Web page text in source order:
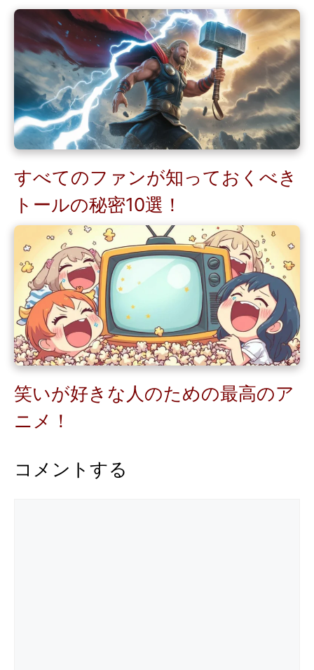
すべてのファンが知っておくべき
トールの秘密10選！
笑いが好きな人のための最高のア
ニメ！
コメントする